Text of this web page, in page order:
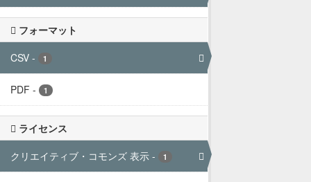
フォーマット
CSV - 1
PDF - 1
ライセンス
クリエイティブ・コモンズ 表示 - 1